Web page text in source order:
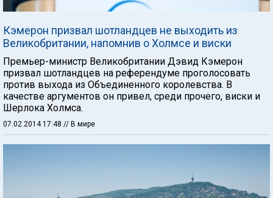
Кэмерон призвал шотландцев не выходить из
Великобритании, напомнив о Холмсе и виски
Премьер-министр Великобритании Дэвид Кэмерон
призвал шотландцев на референдуме проголосовать
против выхода из Объединенного королевства. В
качестве аргументов он привел, среди прочего, виски и
Шерлока Холмса.
07.02.2014 17:48 // В мире